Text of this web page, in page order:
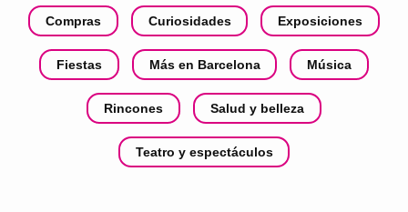
Compras Curiosidades Exposiciones
Fiestas Más en Barcelona Música
Rincones Salud y belleza
Teatro y espectáculos